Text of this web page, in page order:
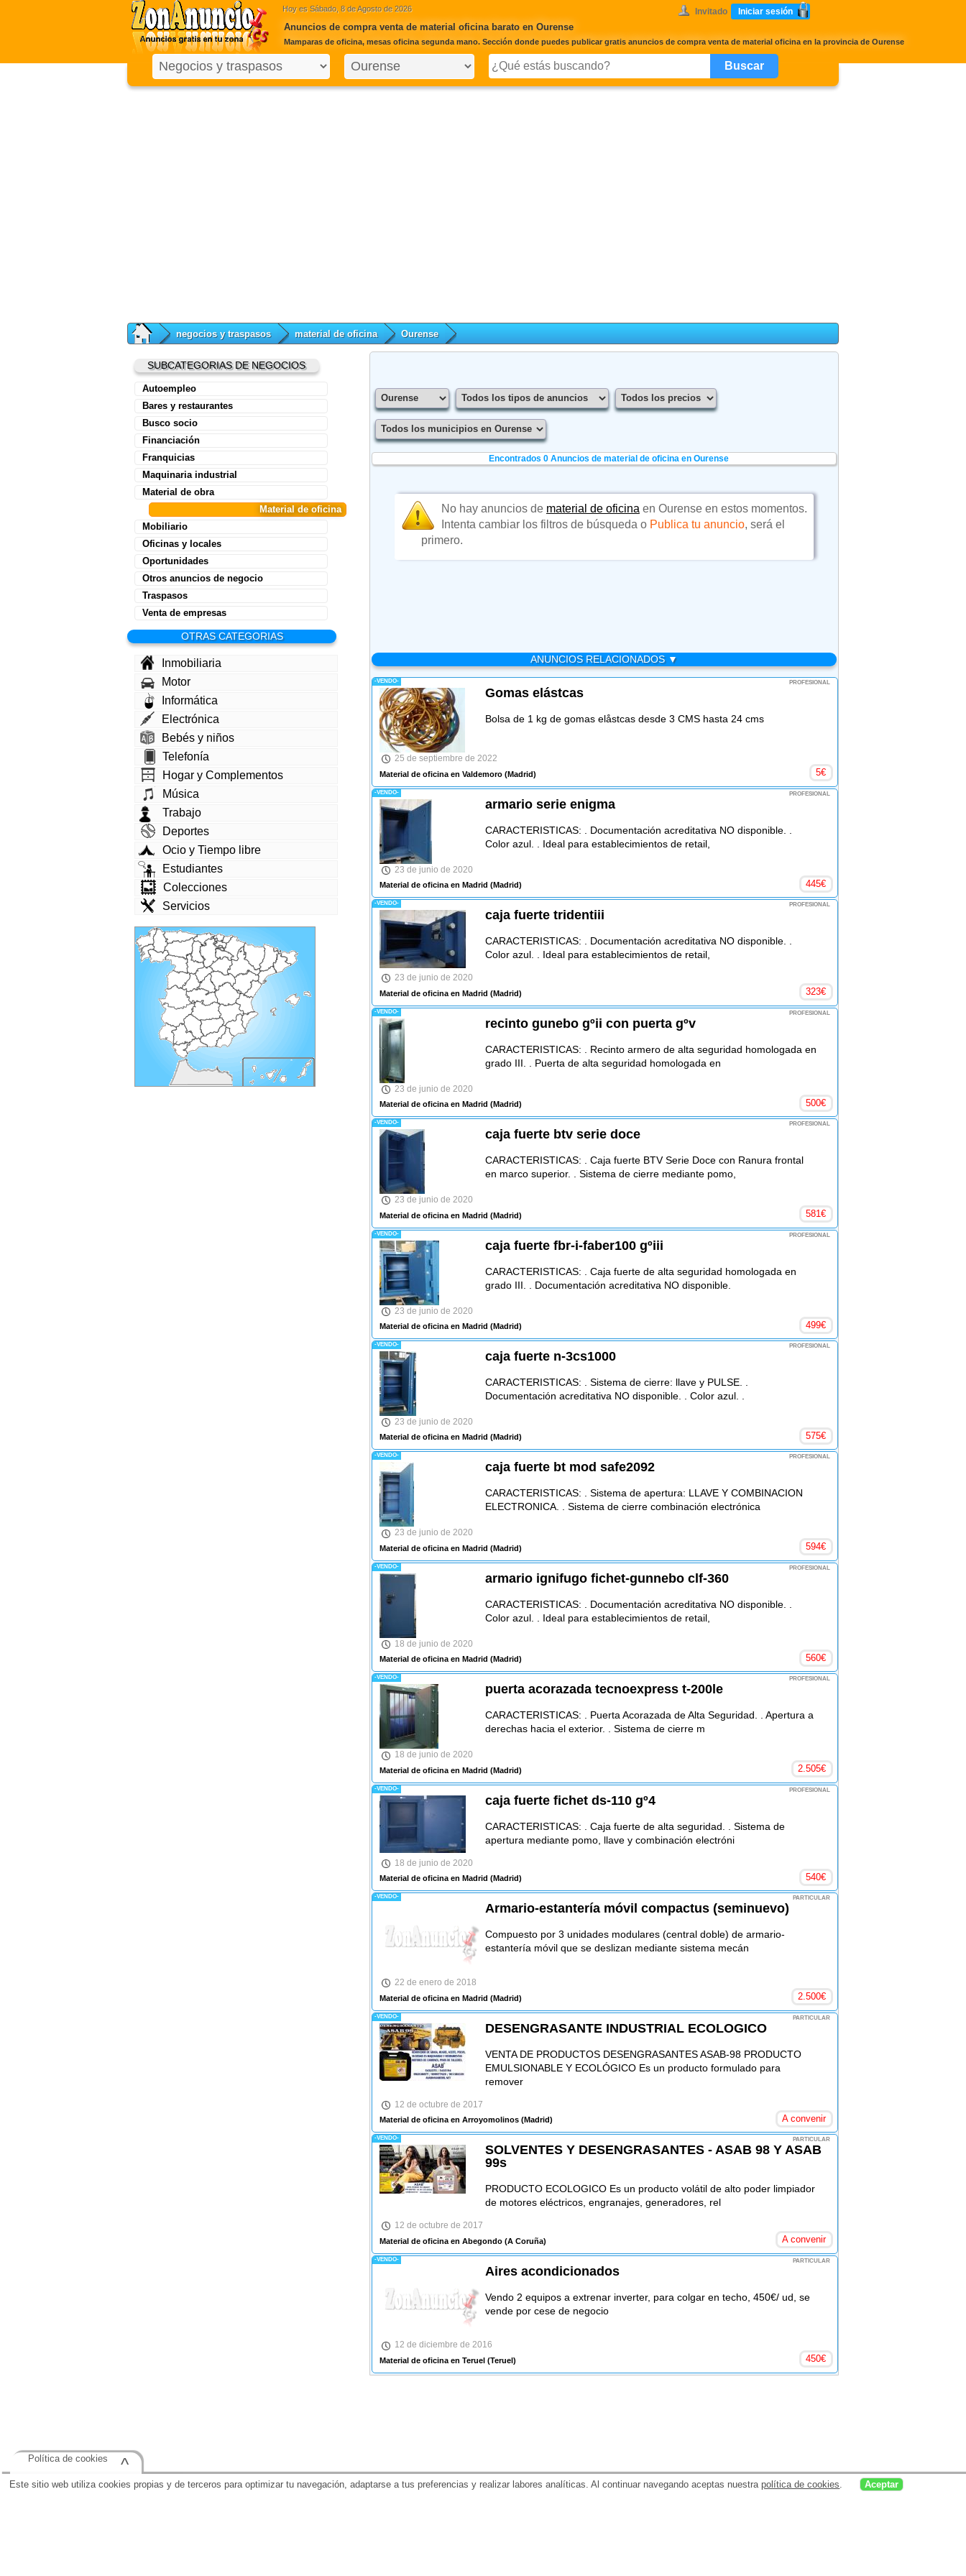
Hoy es Sábado, 8 de Agosto de 2026 Invitado Iniciar sesión
Anuncios de compra venta de material oficina barato en Ourense
Mamparas de oficina, mesas oficina segunda mano. Sección donde puedes publicar gratis anuncios de compra venta de material oficina en la provincia de Ourense
negocios y traspasos material de oficina Ourense
SUBCATEGORIAS DE NEGOCIOS
Autoempleo
Bares y restaurantes
Busco socio
Financiación
Franquicias
Maquinaria industrial
Material de obra
Material de oficina
Mobiliario
Oficinas y locales
Oportunidades
Otros anuncios de negocio
Traspasos
Venta de empresas
OTRAS CATEGORIAS
Inmobiliaria
Motor
Informática
Electrónica
Bebés y niños
Telefonía
Hogar y Complementos
Música
Trabajo
Deportes
Ocio y Tiempo libre
Estudiantes
Colecciones
Servicios
Encontrados 0 Anuncios de material de oficina en Ourense
No hay anuncios de material de oficina en Ourense en estos momentos.
Intenta cambiar los filtros de búsqueda o Publica tu anuncio, será el
primero.
ANUNCIOS RELACIONADOS ▼
-VENDO- PROFESIONAL
Gomas elástcas
Bolsa de 1 kg de gomas elåstcas desde 3 CMS hasta 24 cms
25 de septiembre de 2022
Material de oficina en Valdemoro(Madrid) 5€
-VENDO- PROFESIONAL
armario serie enigma
CARACTERISTICAS: . Documentación acreditativa NO disponible. .
Color azul. . Ideal para establecimientos de retail,
23 de junio de 2020
Material de oficina en Madrid (Madrid) 445€
-VENDO- PROFESIONAL
caja fuerte tridentiii
CARACTERISTICAS: . Documentación acreditativa NO disponible. .
Color azul. . Ideal para establecimientos de retail,
23 de junio de 2020
Material de oficina en Madrid (Madrid) 323€
-VENDO- PROFESIONAL
recinto gunebo gºii con puerta gºv
CARACTERISTICAS: . Recinto armero de alta seguridad homologada en
grado III. . Puerta de alta seguridad homologada en
23 de junio de 2020
Material de oficina en Madrid (Madrid) 500€
-VENDO- PROFESIONAL
caja fuerte btv serie doce
CARACTERISTICAS: . Caja fuerte BTV Serie Doce con Ranura frontal
en marco superior. . Sistema de cierre mediante pomo,
23 de junio de 2020
Material de oficina en Madrid (Madrid) 581€
-VENDO- PROFESIONAL
caja fuerte fbr-i-faber100 gºiii
CARACTERISTICAS: . Caja fuerte de alta seguridad homologada en
grado III. . Documentación acreditativa NO disponible.
23 de junio de 2020
Material de oficina en Madrid (Madrid) 499€
-VENDO- PROFESIONAL
caja fuerte n-3cs1000
CARACTERISTICAS: . Sistema de cierre: llave y PULSE. .
Documentación acreditativa NO disponible. . Color azul. .
23 de junio de 2020
Material de oficina en Madrid (Madrid) 575€
-VENDO- PROFESIONAL
caja fuerte bt mod safe2092
CARACTERISTICAS: . Sistema de apertura: LLAVE Y COMBINACION
ELECTRONICA. . Sistema de cierre combinación electrónica
23 de junio de 2020
Material de oficina en Madrid (Madrid) 594€
-VENDO- PROFESIONAL
armario ignifugo fichet-gunnebo clf-360
CARACTERISTICAS: . Documentación acreditativa NO disponible. .
Color azul. . Ideal para establecimientos de retail,
18 de junio de 2020
Material de oficina en Madrid (Madrid) 560€
-VENDO- PROFESIONAL
puerta acorazada tecnoexpress t-200le
CARACTERISTICAS: . Puerta Acorazada de Alta Seguridad. . Apertura a
derechas hacia el exterior. . Sistema de cierre m
18 de junio de 2020
Material de oficina en Madrid (Madrid) 2.505€
-VENDO- PROFESIONAL
caja fuerte fichet ds-110 gº4
CARACTERISTICAS: . Caja fuerte de alta seguridad. . Sistema de
apertura mediante pomo, llave y combinación electróni
18 de junio de 2020
Material de oficina en Madrid (Madrid) 540€
-VENDO- PARTICULAR
Armario-estantería móvil compactus (seminuevo)
Compuesto por 3 unidades modulares (central doble) de armario-
estantería móvil que se deslizan mediante sistema mecán
22 de enero de 2018
Material de oficina en Madrid (Madrid) 2.500€
-VENDO- PARTICULAR
DESENGRASANTE INDUSTRIAL ECOLOGICO
VENTA DE PRODUCTOS DESENGRASANTES ASAB-98 PRODUCTO
EMULSIONABLE Y ECOLÓGICO Es un producto formulado para
remover
12 de octubre de 2017
Material de oficina en Arroyomolinos(Madrid) A convenir
-VENDO- PARTICULAR
SOLVENTES Y DESENGRASANTES - ASAB 98 Y ASAB
99s
PRODUCTO ECOLOGICO Es un producto volátil de alto poder limpiador
de motores eléctricos, engranajes, generadores, rel
12 de octubre de 2017
Material de oficina en Abegondo(A Coruña) A convenir
-VENDO- PARTICULAR
Aires acondicionados
Vendo 2 equipos a extrenar inverter, para colgar en techo, 450€/ ud, se
vende por cese de negocio
12 de diciembre de 2016
Material de oficina en Teruel(Teruel) 450€
Este sitio web utiliza cookies propias y de terceros para optimizar tu navegación, adaptarse a tus preferencias y realizar labores analíticas. Al continuar navegando aceptas nuestrapolítica de cookies. Aceptar
Política de cookies ^